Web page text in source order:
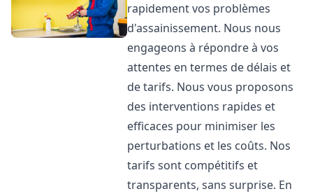
rapidement vos problèmes
d'assainissement. Nous nous
engageons à répondre à vos
attentes en termes de délais et
de tarifs. Nous vous proposons
des interventions rapides et
efficaces pour minimiser les
perturbations et les coûts. Nos
tarifs sont compétitifs et
transparents, sans surprise. En